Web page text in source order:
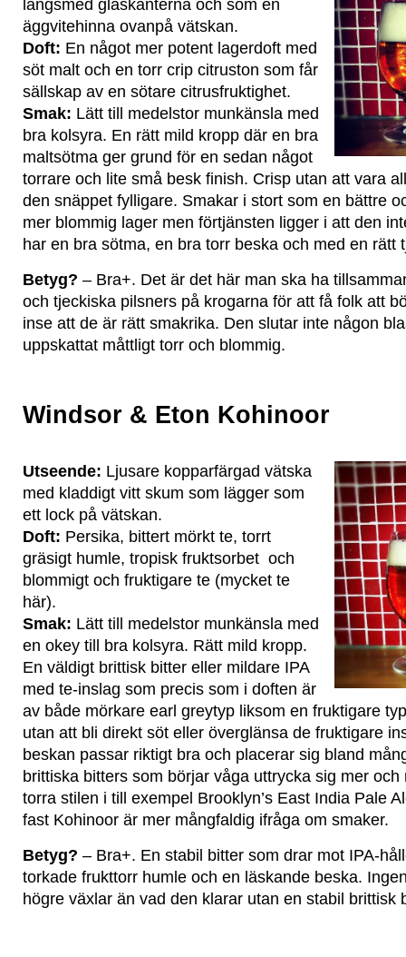
längsmed glaskanterna och som en
äggvitehinna ovanpå vätskan.
Doft: En något mer potent lagerdoft med
söt malt och en torr crip citruston som får
sällskap av en sötare citrusfruktighet.
Smak: Lätt till medelstor munkänsla med
bra kolsyra. En rätt mild kropp där en bra
maltsötma ger grund för en sedan något
torrare och lite små besk finish. Crisp utan att vara
den snäppet fylligare. Smakar i stort som en bättre
mer blommig lager men förtjänsten ligger i att den
har en bra sötma, en bra torr beska och med en rätt
Betyg? – Bra+. Det är det här man ska ha
och tjeckiska pilsners på krogarna för att få folk att
inse att de är rätt smakrika. Den slutar inte någon
uppskattat måttligt torr och blommig.
Windsor & Eton Kohinoor
Utseende: Ljusare kopparfärgad vätska
med kladdigt vitt skum som lägger som
ett lock på vätskan.
Doft: Persika, bittert mörkt te, torrt
gräsigt humle, tropisk fruktsorbet och
blommigt och fruktigare te (mycket te
här).
Smak: Lätt till medelstor munkänsla med
en okey till bra kolsyra. Rätt mild kropp.
En väldigt brittisk bitter eller mildare IPA
med te-inslag som precis som i doften är
av både mörkare earl greytyp liksom en fruktigare
utan att bli direkt söt eller överglänsa de fruktigare
beskan passar riktigt bra och placerar sig bland
brittiska bitters som börjar våga uttrycka sig mer
torra stilen i till exempel Brooklyn’s East India Pale
fast Kohinoor är mer mångfaldig ifråga om smaker.
Betyg? – Bra+. En stabil bitter som drar mot IPA-
torkade frukttorr humle och en läskande beska.
högre växlar än vad den klarar utan en stabil brittisk